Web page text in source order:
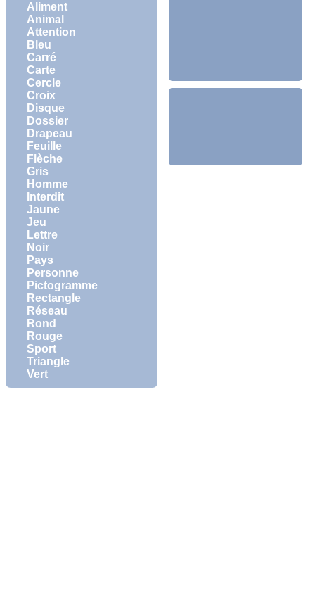
Aliment
Animal
Attention
Bleu
Carré
Carte
Cercle
Croix
Disque
Dossier
Drapeau
Feuille
Flèche
Gris
Homme
Interdit
Jaune
Jeu
Lettre
Noir
Pays
Personne
Pictogramme
Rectangle
Réseau
Rond
Rouge
Sport
Triangle
Vert